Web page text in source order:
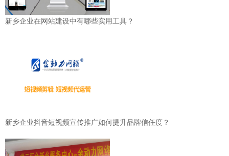
新乡企业在网站建设中有哪些实用工具？
新乡企业抖音短视频宣传推广如何提升品牌信任度？